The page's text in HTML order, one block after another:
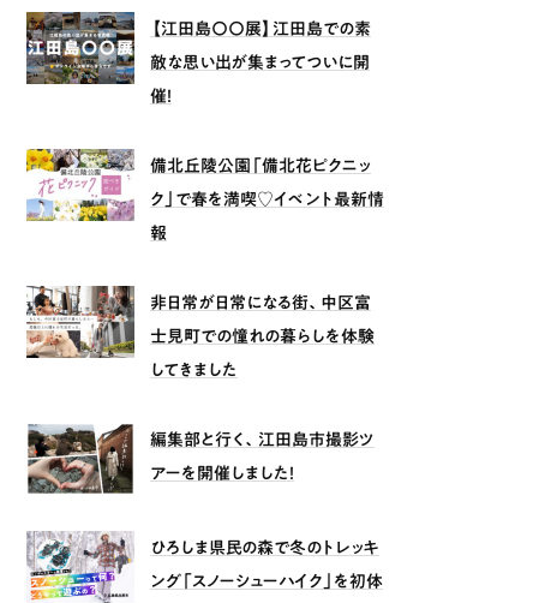
【江田島〇〇展】江田島での素
敵な思い出が集まってついに開
催！
備北丘陵公園「備北花ピクニッ
ク」で春を満喫♡イベント最新情
報
非日常が日常になる街、中区富
士見町での憧れの暮らしを体験
してきました
編集部と行く、江田島市撮影ツ
アーを開催しました！
ひろしま県民の森で冬のトレッキ
ング「スノーシューハイク」を初体